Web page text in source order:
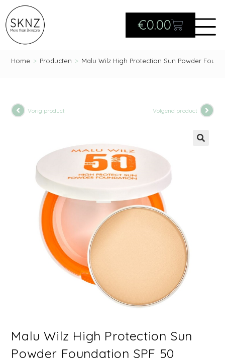
€0.00
Home > Producten > Malu Wilz High Protection Sun Powder
Vorig product Volgend product
Malu Wilz High Protection Sun
Powder Foundation SPF 50